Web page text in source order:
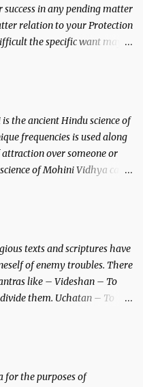
in any pending matter
relation to your Protection
the specific want may
is the ancient Hindu science of
frequencies is used along
over someone or
of Mohini Vidhya can
and the Destroyer or
and destroy Bhasmasur an
texts and scriptures have
of enemy troubles. There
like – Videshan – To
them. Uchatan – To
of an enemy.
for the purposes of